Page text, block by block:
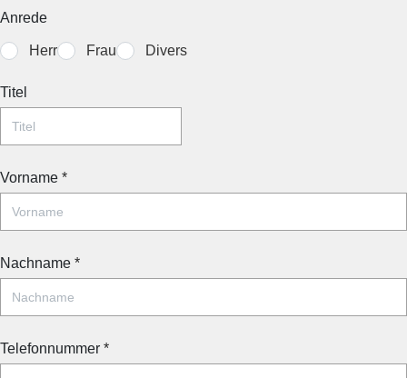
Anrede
Herr Frau Divers
Titel
Vorname *
Nachname *
Telefonnummer *